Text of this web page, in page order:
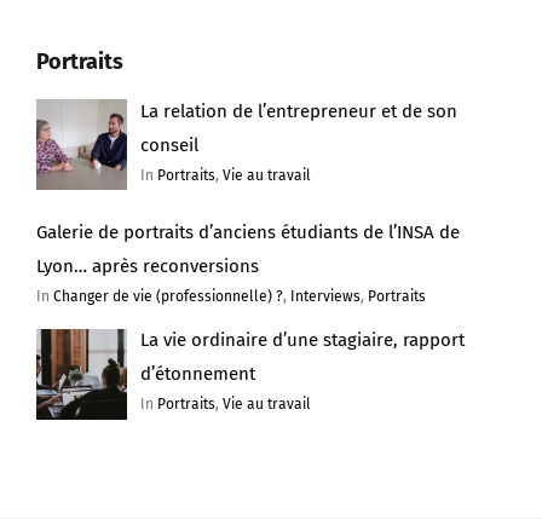
Portraits
La relation de l’entrepreneur et de son
conseil
In Portraits,Vie au travail
Galerie de portraits d’anciens étudiants de l’INSA de
Lyon… après reconversions
In Changer de vie (professionnelle) ?, Interviews, Portraits
La vie ordinaire d’une stagiaire, rapport
d’étonnement
In Portraits,Vie au travail